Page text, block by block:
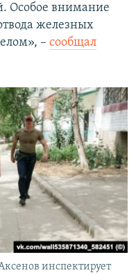
Особое внимание
железных
– сообщал
инспектирует